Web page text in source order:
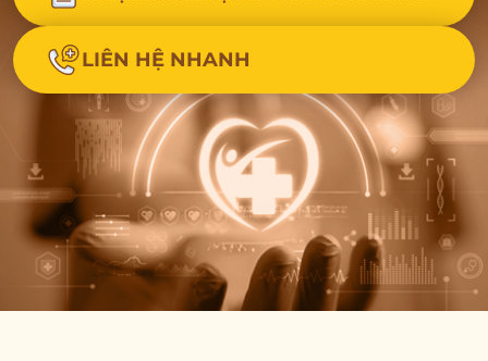
LIÊN HỆ NHANH